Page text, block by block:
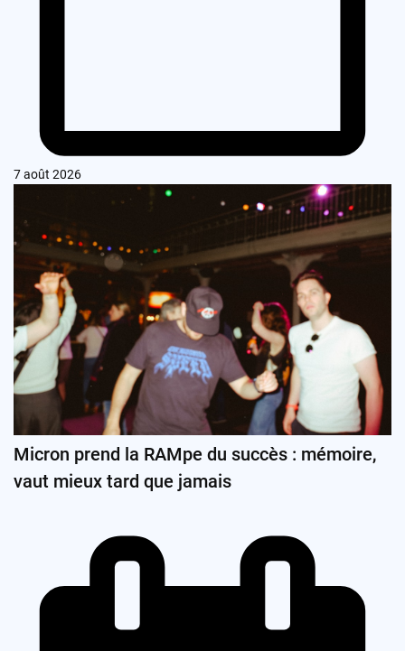
7 août 2026
Micron prend la RAMpe du succès : mémoire,
vaut mieux tard que jamais